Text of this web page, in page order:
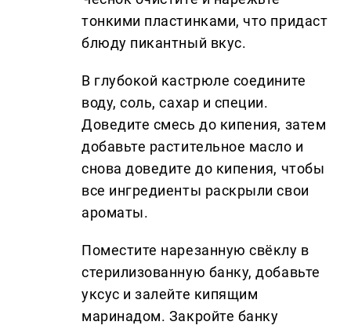
тонкими пластинками, что придаст
блюду пикантный вкус.
В глубокой кастрюле соедините
воду, соль, сахар и специи.
Доведите смесь до кипения, затем
добавьте растительное масло и
снова доведите до кипения, чтобы
все ингредиенты раскрыли свои
ароматы.
Поместите нарезанную свёклу в
стерилизованную банку, добавьте
уксус и залейте кипящим
маринадом. Закройте банку